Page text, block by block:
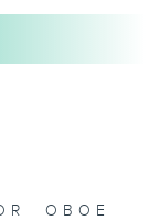
力。
OBOE